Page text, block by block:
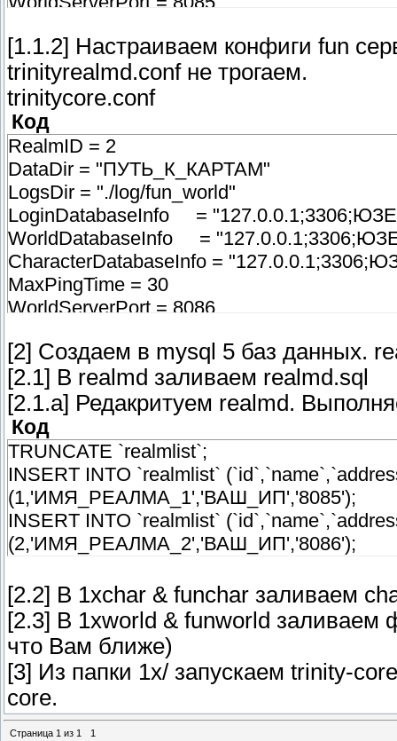
[1.1.2] Настраиваем конфиги fun
trinityrealmd.conf не трогаем.
trinitycore.conf
Код
RealmID = 2
DataDir = "ПУТЬ_К_КАРТАМ"
LogsDir = "./log/fun_world"
LoginDatabaseInfo =
WorldDatabaseInfo =
CharacterDatabaseInfo =
MaxPingTime = 30
WorldServerPort = 8086
[2] Создаем в mysql 5 баз данных.
[2.1] В realmd заливаем realmd.sql
[2.1.а] Редакритуем realmd.
Код
TRUNCATE `realmlist`;
INSERT INTO `realmlist`
(1,'ИМЯ_РЕАЛМА_1','ВАШ_ИП','8085');
INSERT INTO `realmlist`
(2,'ИМЯ_РЕАЛМА_2','ВАШ_ИП','8086');
[2.2] В 1xchar & funchar заливаем
[2.3] В 1xworld & funworld
что Вам ближе)
[3] Из папки 1x/ запускаем trinity-
core.
Страница 1 из 1 1